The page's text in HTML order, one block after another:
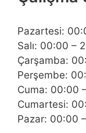
Pazartesi:
Salı: 00:00 –
Çarşamba:
Perşembe:
Cuma: 00:00
Cumartesi:
Pazar: 00:00